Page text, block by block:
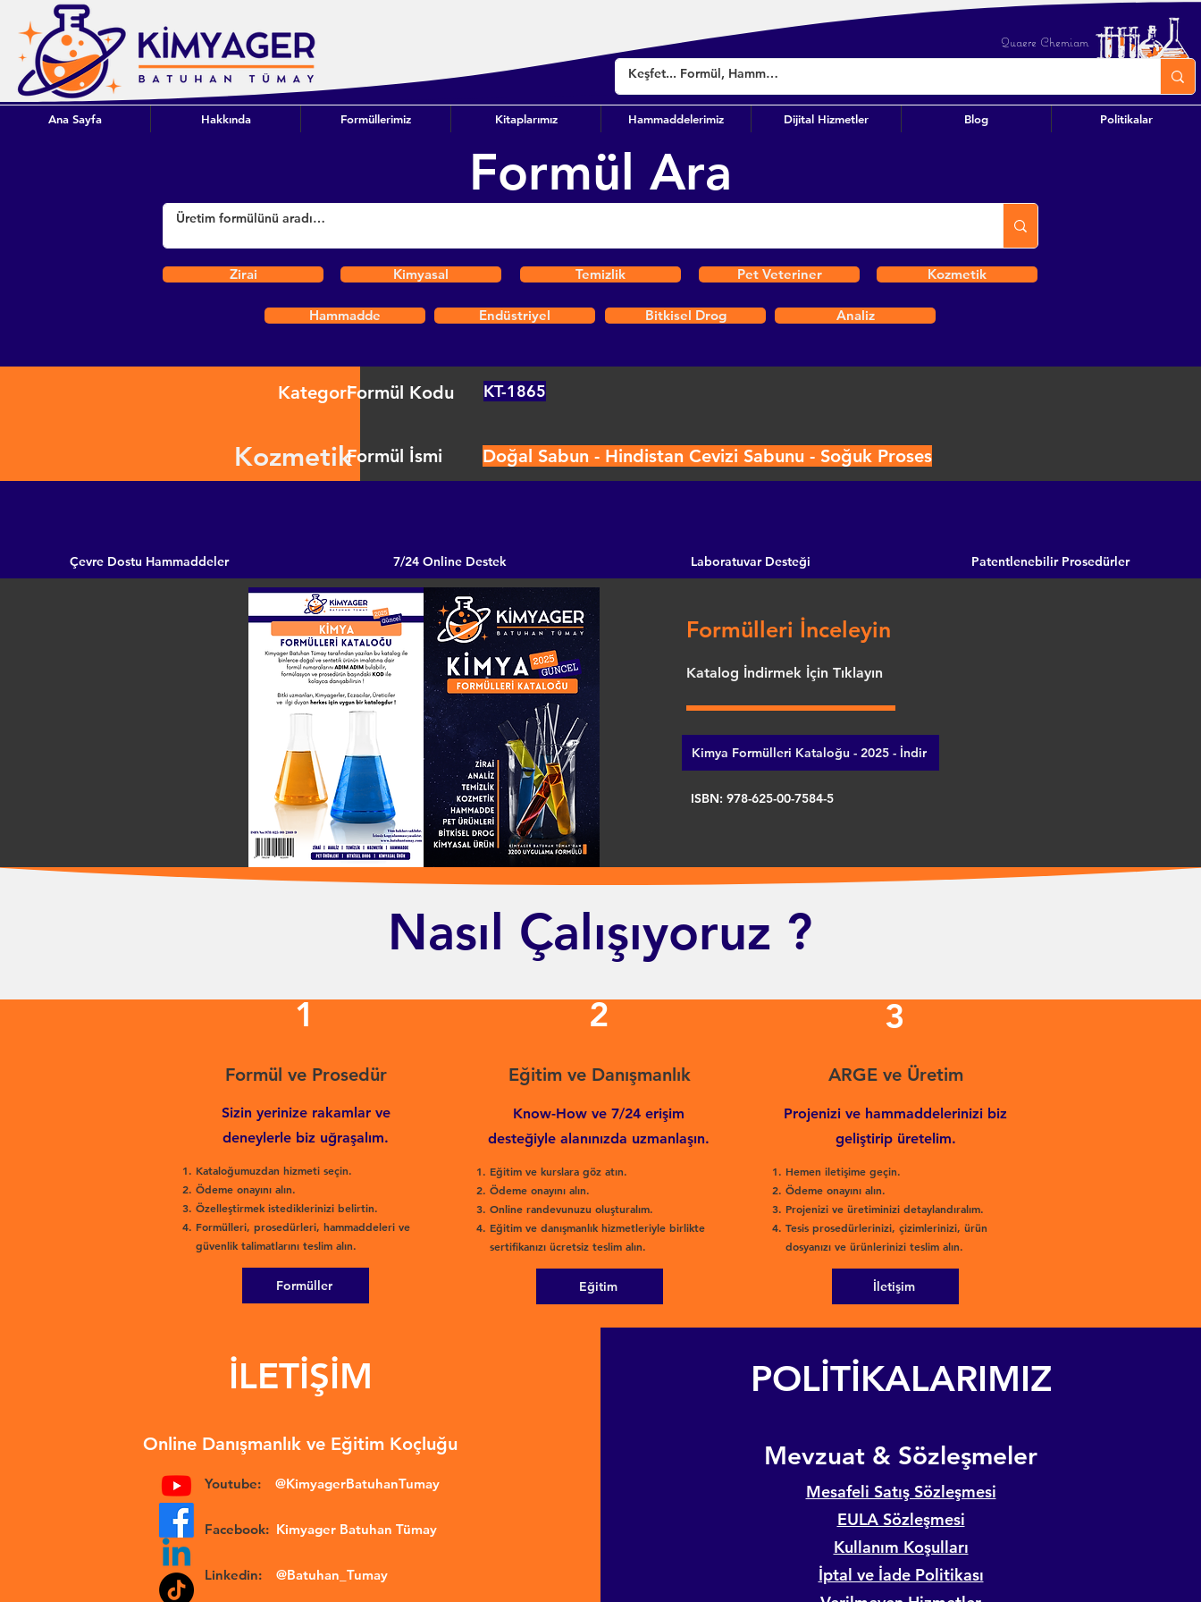
Quaere Chemiam
Ana Sayfa Hakkında Formüllerimiz Kitaplarımız Hammaddelerimiz Dijital Hizmetler Blog Politikalar
Formül Ara
Zirai Kimyasal Temizlik Pet Veteriner Kozmetik
Hammadde Endüstriyel Bitkisel Drog Analiz
Kategori
Kozmetik
Formül Kodu KT-1865
Formül İsmi Doğal Sabun - Hindistan Cevizi Sabunu - Soğuk Proses
Çevre Dostu Hammaddeler 7/24 Online Destek Laboratuvar Desteği Patentlenebilir Prosedürler
Formülleri İnceleyin
Katalog İndirmek İçin Tıklayın
Kimya Formülleri Kataloğu - 2025 - İndir
ISBN: 978-625-00-7584-5
Nasıl Çalışıyoruz ?
1
Formül ve Prosedür
Sizin yerinize rakamlar ve
deneylerle biz uğraşalım.
Kataloğumuzdan hizmeti seçin.
Ödeme onayını alın.
Özelleştirmek istediklerinizi belirtin.
Formülleri, prosedürleri, hammaddeleri ve
güvenlik talimatlarını teslim alın.
Formüller
2
Eğitim ve Danışmanlık
Know-How ve 7/24 erişim
desteğiyle alanınızda uzmanlaşın.
Eğitim ve kurslara göz atın.
Ödeme onayını alın.
Online randevunuzu oluşturalım.
Eğitim ve danışmanlık hizmetleriyle birlikte
sertifikanızı ücretsiz teslim alın.
Eğitim
3
ARGE ve Üretim
Hemen iletişime geçin.
Ödeme onayını alın.
Projenizi ve üretiminizi detaylandıralım.
Tesis prosedürlerinizi, çizimlerinizi, ürün
dosyanızı ve ürünlerinizi teslim alın.
Projenizi ve hammaddelerinizi biz
geliştirip üretelim.
İletişim
İLETİŞİM
Online Danışmanlık ve Eğitim Koçluğu
Youtube: @KimyagerBatuhanTumay
Facebook: Kimyager Batuhan Tümay
Linkedin: @Batuhan_Tumay
POLİTİKALARIMIZ
​Mevzuat & Sözleşmeler
Mesafeli Satış Sözleşmesi
EULA Sözleşmesi
Kullanım Koşulları
İptal ve İade Politikası